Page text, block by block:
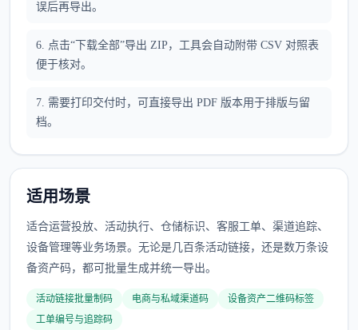
误后再导出。
6. 点击“下载全部”导出 ZIP，工具会自动附带 CSV 对照表
便于核对。
7. 需要打印交付时，可直接导出 PDF 版本用于排版与留
档。
适用场景
适合运营投放、活动执行、仓储标识、客服工单、渠道追踪、
设备管理等业务场景。无论是几百条活动链接，还是数万条设
备资产码，都可批量生成并统一导出。
活动链接批量制码 电商与私域渠道码
设备资产二维码标签
工单编号与追踪码